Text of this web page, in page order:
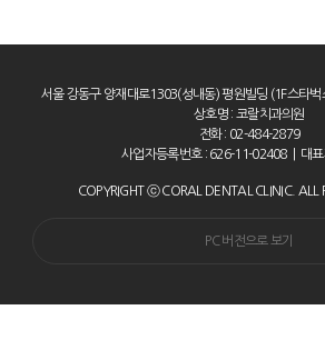
서울 강동구 양재대로1303(성내동) 평원빌딩 (1F스타
상호명 : 코랄치과의원
전화 : 02-484-2879
사업자등록번호 : 626-11-02408
대
COPYRIGHT ⓒ CORAL DENTAL CLINIC. ALL
PC 버전으로 보기